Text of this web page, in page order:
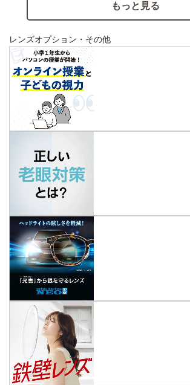
もっと見る
レンズオプション・その他